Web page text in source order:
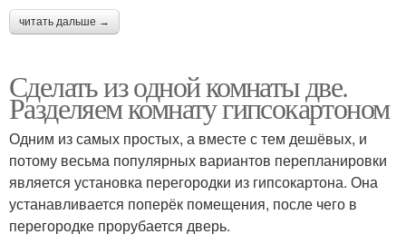
читать дальше →
Сделать из одной комнаты две.
Разделяем комнату гипсокартоном
Одним из самых простых, а вместе с тем дешёвых, и
потому весьма популярных вариантов перепланировки
является установка перегородки из гипсокартона. Она
устанавливается поперёк помещения, после чего в
перегородке прорубается дверь.